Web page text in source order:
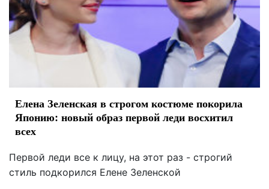
Елена Зеленская в строгом костюме покорила
Японию: новый образ первой леди восхитил
всех
Первой леди все к лицу, на этот раз - строгий
стиль подкорился Елене Зеленской